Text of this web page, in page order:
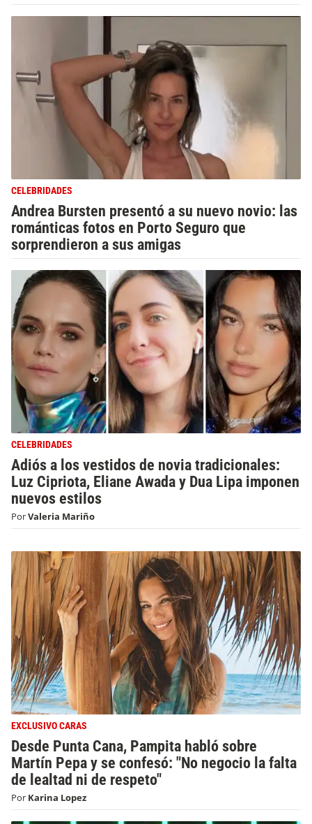
CELEBRIDADES
Andrea Bursten presentó a su nuevo novio: las
románticas fotos en Porto Seguro que
sorprendieron a sus amigas
CELEBRIDADES
Adiós a los vestidos de novia tradicionales:
Luz Cipriota, Eliane Awada y Dua Lipa imponen
nuevos estilos
PorValeria Mariño
EXCLUSIVO CARAS
Desde Punta Cana, Pampita habló sobre
Martín Pepa y se confesó: "No negocio la falta
de lealtad ni de respeto"
Por Karina Lopez